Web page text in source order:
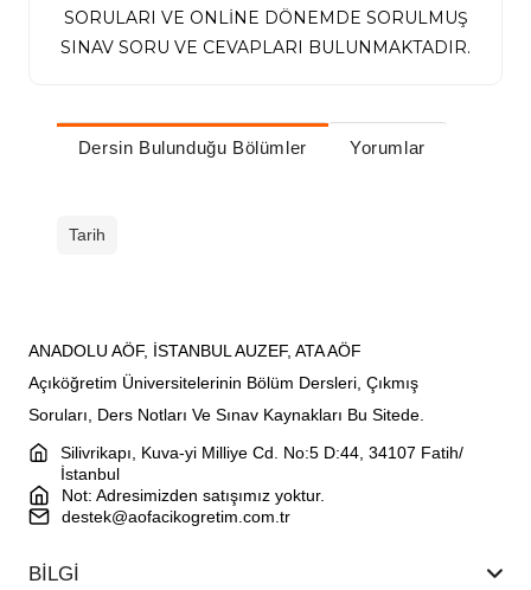
SORULARI VE ONLİNE DÖNEMDE SORULMUŞ
SINAV SORU VE CEVAPLARI BULUNMAKTADIR.
Dersin Bulunduğu Bölümler Yorumlar
Tarih
ANADOLU AÖF, İSTANBUL AUZEF, ATA AÖF
Açıköğretim Üniversitelerinin Bölüm Dersleri, Çıkmış
Soruları, Ders Notları Ve Sınav Kaynakları Bu Sitede.
Silivrikapı, Kuva-yi Milliye Cd. No:5 D:44, 34107 Fatih/
İstanbul
Not: Adresimizden satışımız yoktur.
destek@aofacikogretim.com.tr
BİLGİ